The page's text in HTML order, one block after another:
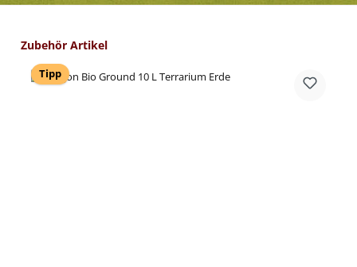
Produktgalerie überspringen
Zubehör Artikel
Tipp